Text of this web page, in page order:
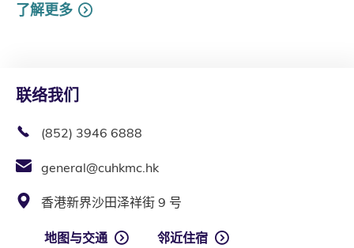
了解更多
联络我们
(852) 3946 6888
general@cuhkmc.hk
香港新界沙田泽祥街 9 号
地图与交通 邻近住宿